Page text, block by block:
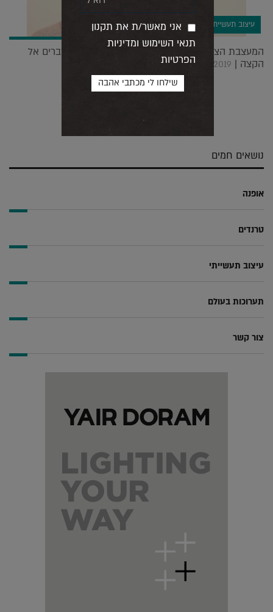
עיצוב תעשייתי
המעצבת הצרפתיה מטלי קרסה מתעקשת לדחוף דברים אל
הקצה | 01.08.2019
אלקטרוני
שתף
Whatsapp
Twitter
Facebook
נושאים חמים
אופנה
טרנדים
עיצוב תעשייתי
תערוכות בעולם
צור קשר
אני מאשר/ת את תקנון
תנאי השימוש ומדיניות
הפרטיות